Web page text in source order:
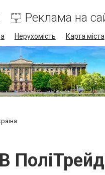
Реклама на
Нерухомість Карта міста
ПоліТрейд